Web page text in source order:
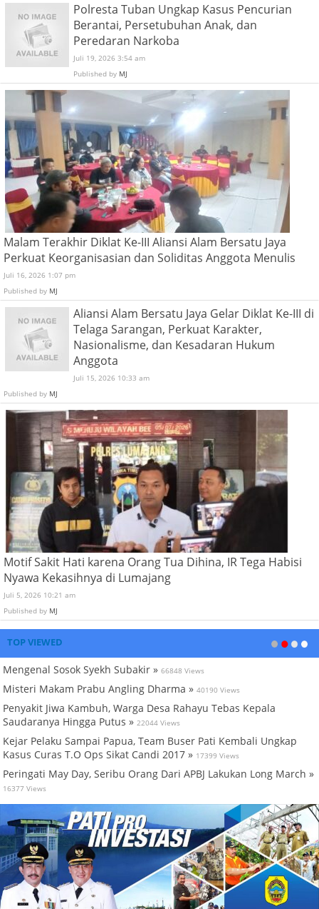
Polresta Tuban Ungkap Kasus Pencurian
Berantai, Persetubuhan Anak, dan
Peredaran Narkoba
Juli 19, 2026 3:54 am
Published by MJ
Malam Terakhir Diklat Ke-III Aliansi Alam Bersatu Jaya
Perkuat Keorganisasian dan Soliditas Anggota Menulis
Juli 16, 2026 1:07 pm
Published by MJ
Aliansi Alam Bersatu Jaya Gelar Diklat Ke-III di
Telaga Sarangan, Perkuat Karakter,
Nasionalisme, dan Kesadaran Hukum
Anggota
Juli 15, 2026 10:33 am
Published by MJ
Motif Sakit Hati karena Orang Tua Dihina, IR Tega Habisi
Nyawa Kekasihnya di Lumajang
Juli 5, 2026 10:21 am
Published by MJ
TOP VIEWED
Mengenal Sosok Syekh Subakir » 66848 Views
Misteri Makam Prabu Angling Dharma » 40190 Views
Penyakit Jiwa Kambuh, Warga Desa Rahayu Tebas Kepala
Saudaranya Hingga Putus » 22044 Views
Kejar Pelaku Sampai Papua, Team Buser Pati Kembali Ungkap
Kasus Curas T.O Ops Sikat Candi 2017 » 17399 Views
Peringati May Day, Seribu Orang Dari APBJ Lakukan Long March »
16377 Views